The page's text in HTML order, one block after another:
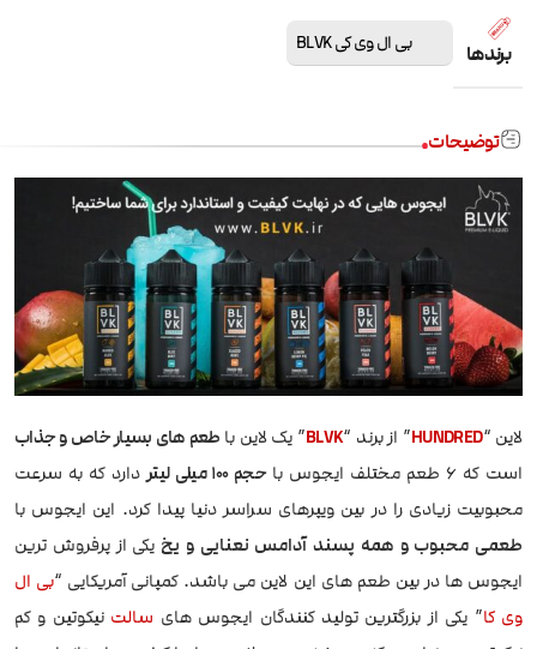
برندها بی ال وی کی BLVK
توضیحات
لاین “HUNDRED” از برند “BLVK” یک لاین با طعم های بسیار خاص و جذاب
است که 6 طعم مختلف ایجوس با
حجم 100 میلی لیتر
دارد که به سرعت
محبوبیت زیادی را در بین ویپرهای سراسر دنیا پیدا کرد. این ایجوس با
طعمی محبوب و همه پسند آدامس نعنایی و یخ یکی از پرفروش ترین
ایجوس ها در بین طعم های این لاین می باشد. کمپانی آمریکایی “بی ال
وی کا” یکی از بزرگترین تولید کنندگان ایجوس های سالت نیکوتین و کم